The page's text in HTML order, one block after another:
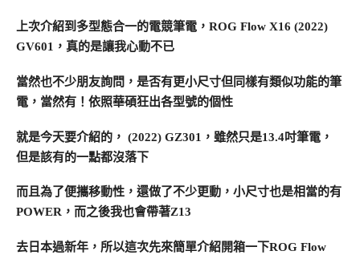
上次介紹到多型態合一的電競筆電，ROG Flow X16 (2022)
GV601，真的是讓我心動不已
當然也不少朋友詢問，是否有更小尺寸但同樣有類似功能的筆
電，當然有！依照華碩狂出各型號的個性
就是今天要介紹的， (2022) GZ301，雖然只是13.4吋筆電，
但是該有的一點都沒落下
而且為了便攜移動性，還做了不少更動，小尺寸也是相當的有
POWER，而之後我也會帶著Z13
去日本過新年，所以這次先來簡單介紹開箱一下ROG Flow